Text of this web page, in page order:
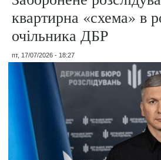
квартирна «схема» в
очільника ДБР
пт, 17/07/2026 - 18:27